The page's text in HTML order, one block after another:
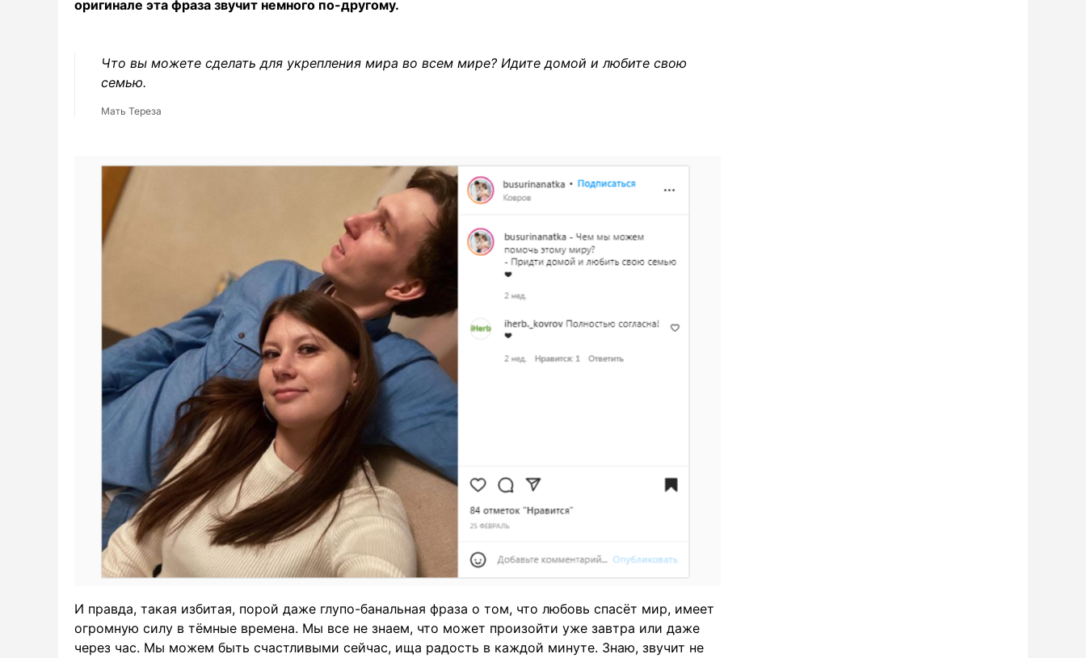
оригинале эта фраза звучит немного по-другому.
Что вы можете сделать для укрепления мира во всем мире? Идите домой и любите свою
семью.
Мать Тереза
И правда, такая избитая, порой даже глупо-банальная фраза о том, что любовь спасёт мир, имеет
огромную силу в тёмные времена. Мы все не знаем, что может произойти уже завтра или даже
через час. Мы можем быть счастливыми сейчас, ища радость в каждой минуте. Знаю, звучит не